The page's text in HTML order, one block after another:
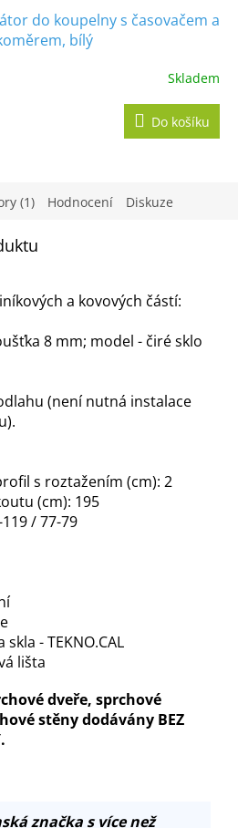
do koupelny s časovačem a
bílý
Skladem
Do košíku
(1) Hodnocení Diskuze
a kovových částí:
8 mm; model - čiré sklo
(není nutná instalace
s roztažením (cm): 2
(cm): 195
/ 77-79
- TEKNO.CAL
lišta
dveře, sprchové
stěny dodávány BEZ
značka s více než